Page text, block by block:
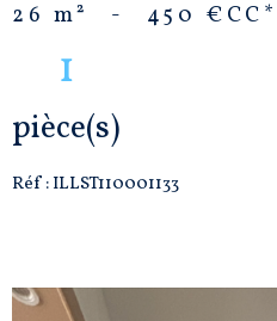
26 m² - 450 € CC*
1
pièce(s)
Réf : ILLST110001133